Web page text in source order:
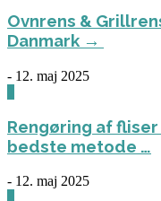
Ovnrens &
Danmark →
- 12. maj 2025
Rengøring af
bedste metode …
- 12. maj 2025